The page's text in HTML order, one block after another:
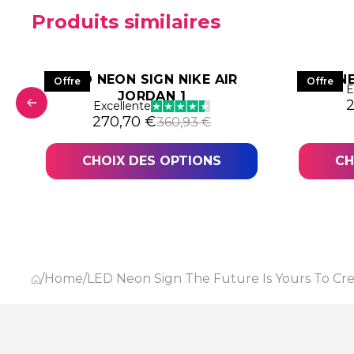
Produits similaires
€.
€.
Offre
LED NEON SIGN NIKE AIR
JORDAN 1
Excellente
360,93€
Le prix initial était : 360,93 €.
270,70 €
Le prix actuel est : 270,70 €.
CHOIX DES OPTIONS
Offre
LED
/Home/LED Neon Sign The Future Is Yours To